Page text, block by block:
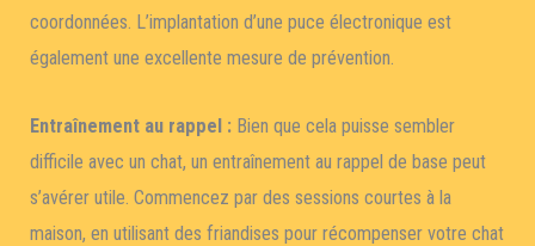
coordonnées. L’implantation d’une puce électronique est
également une excellente mesure de prévention.
Entraînement au rappel : Bien que cela puisse sembler
difficile avec un chat, un entraînement au rappel de base peut
s’avérer utile. Commencez par des sessions courtes à la
maison, en utilisant des friandises pour récompenser votre chat